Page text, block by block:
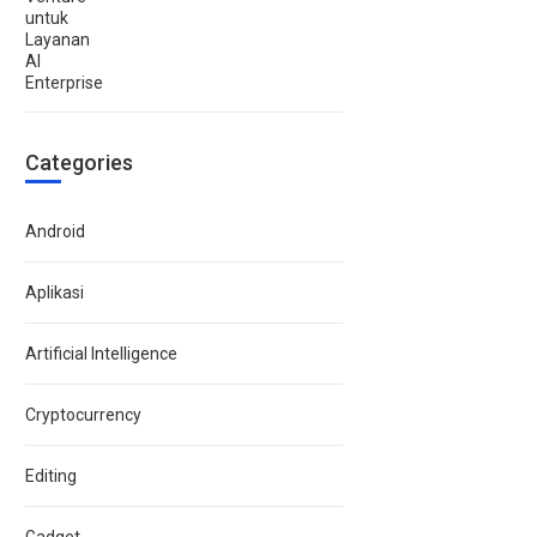
Categories
Android
Aplikasi
Artificial Intelligence
Cryptocurrency
Editing